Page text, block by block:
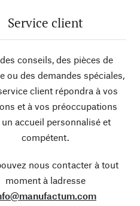
Service client
conseils, des pièces de
ou des demandes spéciales,
client répondra à vos
et à vos préoccupations
un accueil personnalisé et
compétent.
nous contacter à tout
moment à ladresse